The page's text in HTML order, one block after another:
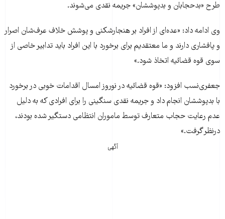
طرح «بدحجابان و بدپوششان» جريمه نقدی می‌شوند.
وی ادامه داد: «عده‌ای از افراد بر هنجارشکنی و پوشش خلاف عرف‌شان اصرار
و پافشاری دارند و ما معتقديم برای برخورد با اين افراد بايد تدابير خاصی از
سوی قوه قضائيه اتخاذ شود.»
جعفری‌نسب افزود: «قوه قضائيه در نوروز امسال اقدامات خوبی در برخورد
با بدپوششان انجام داد و جريمه نقدی سنگينی را برای افرادی که به دليل
عدم رعايت حجاب متعارف توسط ماموران انتظامی دستگير شده بودند،
درنظر گرفت.»
آگهی